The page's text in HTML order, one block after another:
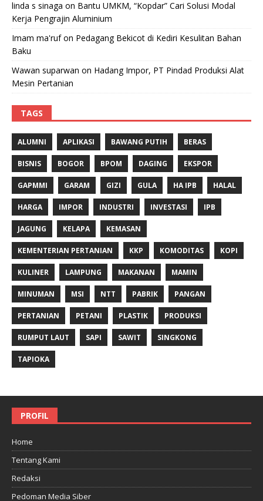
linda s sinaga on Bantu UMKM, “Kopdar” Cari Solusi Modal
Kerja Pengrajin Aluminium
Imam ma'rufon Pedagang Bekicot di Kediri Kesulitan Bahan
Baku
Wawan suparwan on Hadang Impor, PT Pindad Produksi Alat
Mesin Pertanian
TAGS
ALUMNI APLIKASI BAWANG PUTIH BERAS
BISNIS BOGOR BPOM DAGING EKSPOR
GAPMMI GARAM GIZI GULA HA IPB HALAL
HARGA IMPOR INDUSTRI INVESTASI IPB
JAGUNG KELAPA KEMASAN
KEMENTERIAN PERTANIAN KKP KOMODITAS KOPI
KULINER LAMPUNG MAKANAN MAMIN
MINUMAN MSI NTT PABRIK PANGAN
PERTANIAN PETANI PLASTIK PRODUKSI
RUMPUT LAUT SAPI SAWIT SINGKONG
TAPIOKA
PROFIL
Home
Tentang Kami
Redaksi
Pedoman Media Siber